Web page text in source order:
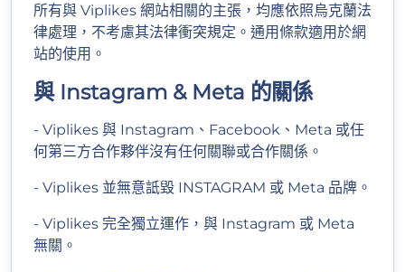
所有與 Viplikes 網站相關的主張，均應依照烏克蘭法
律處理，不考慮其法律衝突規定。通用條款適用於網
站的使用。
與 Instagram & Meta 的關係
- Viplikes 與 Instagram、Facebook、Meta 或任
何第三方合作夥伴沒有任何關聯或合作關係。
- Viplikes 並無意詆毀 INSTAGRAM 或 Meta 品牌。
- Viplikes 完全獨立運作，與 Instagram 或 Meta
無關。